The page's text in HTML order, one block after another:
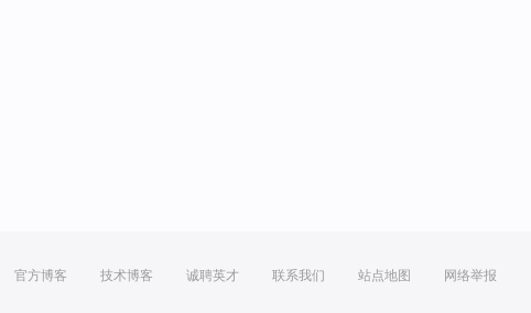
官方博客 技术博客 诚聘英才 联系我们 站点地图 网络举报